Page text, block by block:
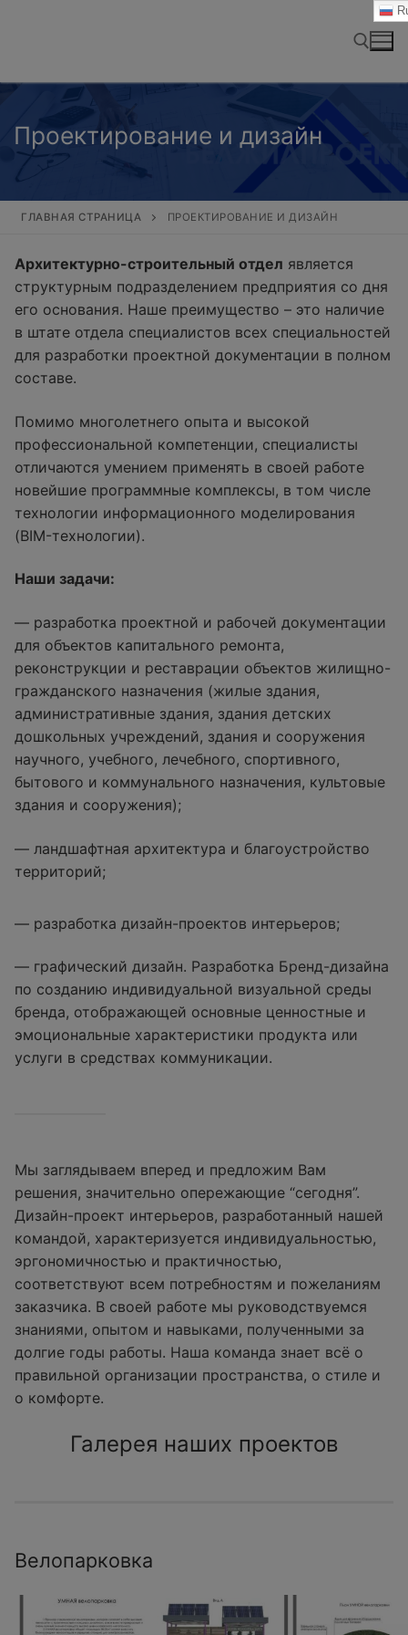
Проектирование и дизайн
ГЛАВНАЯ СТРАНИЦА ПРОЕКТИРОВАНИЕ И ДИЗАЙН
Архитектурно-строительный отдел является
структурным подразделением предприятия со дня
его основания. Наше преимущество – это наличие
в штате отдела специалистов всех специальностей
для разработки проектной документации в полном
составе.
Помимо многолетнего опыта и высокой
профессиональной компетенции, специалисты
отличаются умением применять в своей работе
новейшие программные комплексы, в том числе
технологии информационного моделирования
(BIM-технологии).
Наши задачи:
— разработка проектной и рабочей документации
для объектов капитального ремонта,
реконструкции и реставрации объектов жилищно-
гражданского назначения (жилые здания,
административные здания, здания детских
дошкольных учреждений, здания и сооружения
научного, учебного, лечебного, спортивного,
бытового и коммунального назначения, культовые
здания и сооружения);
— ландшафтная архитектура и благоустройство
территорий;
— разработка дизайн-проектов интерьеров;
— графический дизайн. Разработка Бренд-дизайна
по созданию индивидуальной визуальной среды
бренда, отображающей основные ценностные и
эмоциональные характеристики продукта или
услуги в средствах коммуникации.
Мы заглядываем вперед и предложим Вам
решения, значительно опережающие “сегодня”.
Дизайн-проект интерьеров, разработанный нашей
командой, характеризуется индивидуальностью,
эргономичностью и практичностью,
соответствуют всем потребностям и пожеланиям
заказчика. В своей работе мы руководствуемся
знаниями, опытом и навыками, полученными за
долгие годы работы. Наша команда знает всё о
правильной организации пространства, о стиле и
о комфорте.
Галерея наших проектов
Велопарковка